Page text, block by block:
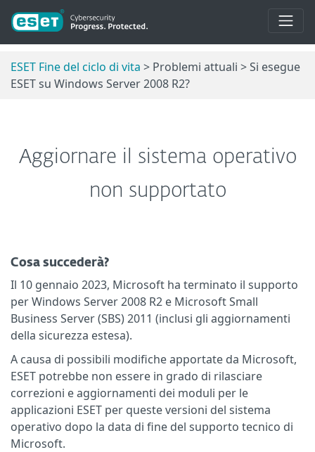
ESET Fine del ciclo di vita > Problemi attuali > Si esegue
ESET su Windows Server 2008 R2?
Aggiornare il sistema operativo
non supportato
Cosa succederà?
Il 10 gennaio 2023, Microsoft ha terminato il supporto
per Windows Server 2008 R2 e Microsoft Small
Business Server (SBS) 2011 (inclusi gli aggiornamenti
della sicurezza estesa).
A causa di possibili modifiche apportate da Microsoft,
ESET potrebbe non essere in grado di rilasciare
correzioni e aggiornamenti dei moduli per le
applicazioni ESET per queste versioni del sistema
operativo dopo la data di fine del supporto tecnico di
Microsoft.